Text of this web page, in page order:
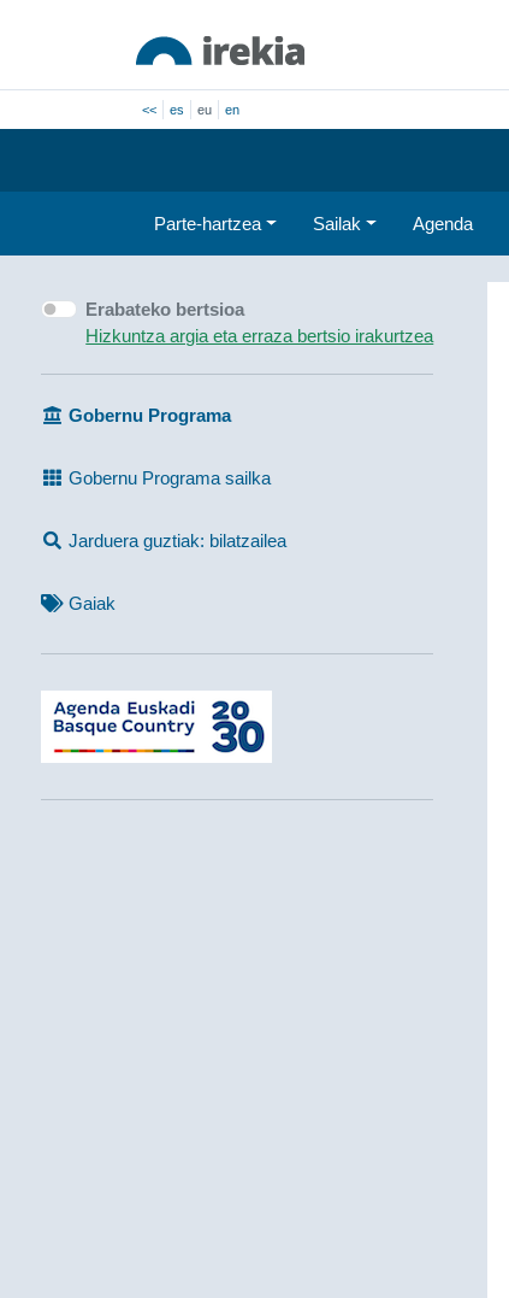
<< es eu en
Parte-hartzea Sailak Agenda
Erabateko bertsioa
Hizkuntza argia eta erraza bertsio irakurtzea
Gobernu Programa
Gobernu Programa sailka
Jarduera guztiak: bilatzailea
Gaiak